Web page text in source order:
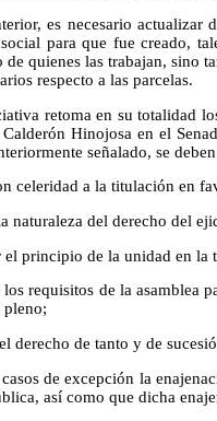
es necesario actualizar
para que fue creado,
de quienes las trabajan, sino
respecto a las parcelas.
retoma en su totalidad
Calderón Hinojosa en el
señalado, se
celeridad a la titulación en
naturaleza del derecho del
principio de la unidad en la
requisitos de la asamblea
derecho de tanto y de
de excepción la
así como que dicha